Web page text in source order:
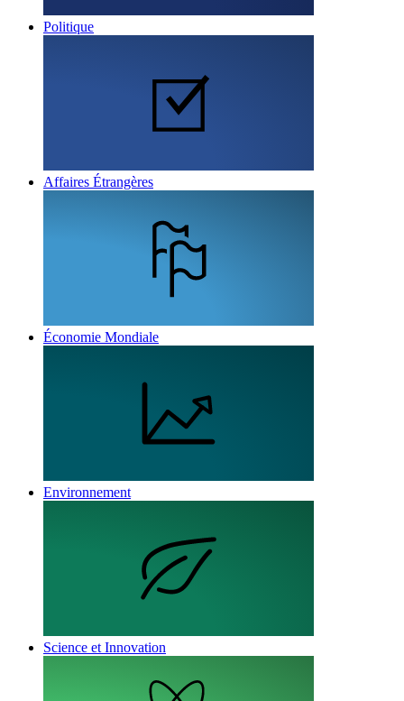
Politique
Affaires Étrangères
Économie Mondiale
Environnement
Science et Innovation